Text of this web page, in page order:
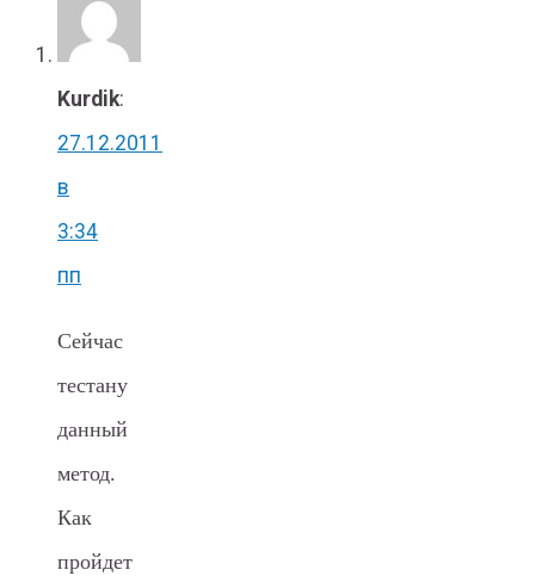
Kurdik:
27.12.2011
в
3:34
пп
Сейчас
тестану
данный
метод.
Как
пройдет